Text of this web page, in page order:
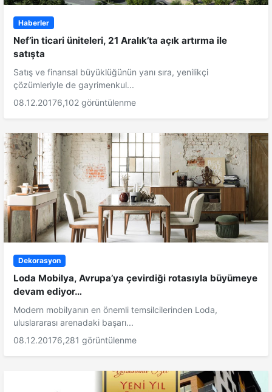
Haberler
Nef’in ticari üniteleri, 21 Aralık’ta açık artırma ile
satışta
Satış ve finansal büyüklüğünün yanı sıra, yenilikçi
çözümleriyle de gayrimenkul...
08.12.20176,102 görüntülenme
Dekorasyon
Loda Mobilya, Avrupa’ya çevirdiği rotasıyla büyümeye
devam ediyor…
Modern mobilyanın en önemli temsilcilerinden Loda,
uluslararası arenadaki başarı...
08.12.20176,281 görüntülenme